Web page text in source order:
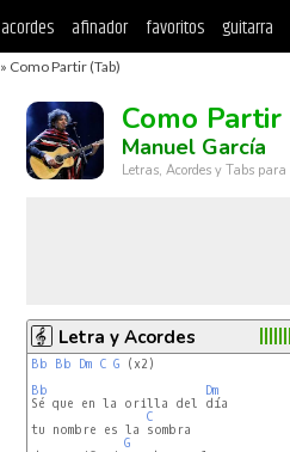
acordes afinador favoritos guitarra
» Como Partir (Tab)
Como Partir
Manuel García
Letras, Acordes y Tabs
Letra y Acordes
Bb Bb Dm C G (x2)
Bb
Dm
Sé que en la orilla del día
C
tu nombre es la sombra
G